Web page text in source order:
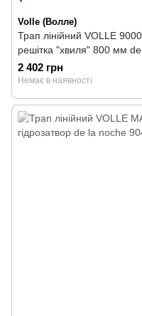
Volle (Волле)
Трап лінійний VOLLE
решітка "хвиля" 800 мм
2 402 грн
Немає в наявності